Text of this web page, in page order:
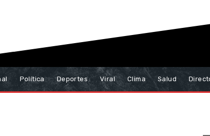
Política Deportes Viral Clima Salud